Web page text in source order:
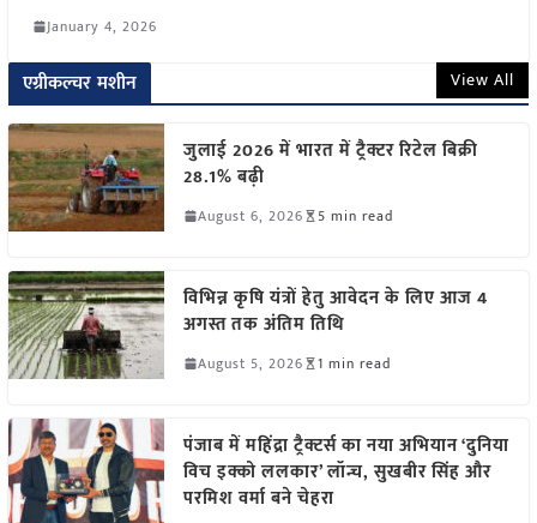
January 4, 2026
एग्रीकल्चर मशीन View All
जुलाई 2026 में भारत में ट्रैक्टर रिटेल बिक्री
28.1% बढ़ी
August 6, 2026 5 min read
विभिन्न कृषि यंत्रों हेतु आवेदन के लिए आज 4
अगस्त तक अंतिम तिथि
August 5, 2026 1 min read
पंजाब में महिंद्रा ट्रैक्टर्स का नया अभियान ‘दुनिया
विच इक्को ललकार’ लॉन्च, सुखबीर सिंह और
परमिश वर्मा बने चेहरा